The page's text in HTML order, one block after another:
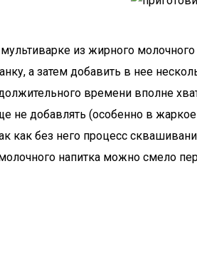
мультиварке из жирного
а затем добавить в нее
времени вполне
не добавлять (особенно в
как без него процесс
напитка можно смело